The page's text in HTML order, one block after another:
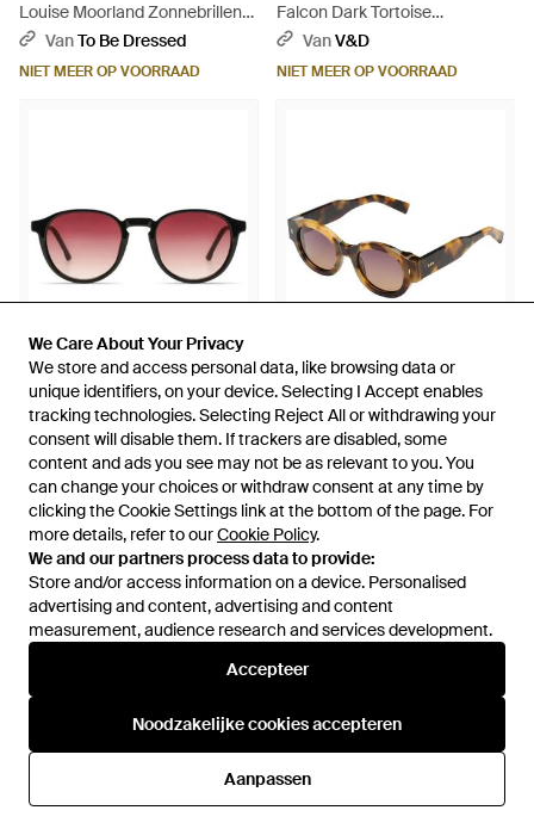
We Care About Your Privacy
We store and access personal data, like browsing data or
unique identifiers, on your device. Selecting I Accept enables
tracking technologies. Selecting Reject All or withdrawing your
consent will disable them. If trackers are disabled, some
content and ads you see may not be as relevant to you. You
can change your choices or withdraw consent at any time by
clicking the Cookie Settings link at the bottom of the page. For
more details, refer to ourCookie Policy.
We and our partners process data to provide:
Store and/or access information on a device. Personalised
advertising and content, advertising and content
measurement, audience research and services development.
Accepteer
Noodzakelijke cookies accepteren
Aanpassen
We Care About Your Privacy
We store and access personal data, like browsing data or
unique identifiers, on your device. Selecting I Accept enables
tracking technologies. Selecting Reject All or withdrawing your
consent will disable them. If trackers are disabled, some
content and ads you see may not be as relevant to you. You
can change your choices or withdraw consent at any time by
clicking the Cookie Settings link at the bottom of the page. For
more details, refer to ourCookie Policy.
We and our partners process data to provide:
Store and/or access information on a device. Personalised
advertising and content, advertising and content
measurement, audience research and services development.
Accepteer
Noodzakelijke cookies accepteren
Aanpassen
Louise Moorland Zonnebrillen
Zonnebrillen - Paars
VanTo Be Dressed
NIET MEER OP VOORRAAD
Falcon Dark Tortoise
Zonnebrillen Zonnebrillen -
VanV&D
NIET MEER OP VOORRAAD
€ 54,87
Komono
Liam Zonnebrillen Zonnebrillen
- Bruin
VanV&D
NIET MEER OP VOORRAAD
€ 159
Komono
Accessoires ,Bruin ,Jules
Zonnebrillen - Bruin
VanMiinto
NIET MEER OP VOORRAAD